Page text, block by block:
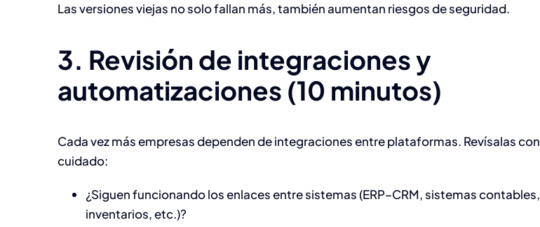
Las versiones viejas no solo fallan más, también aumentan riesgos de seguridad.
3. Revisión de integraciones y
automatizaciones (10 minutos)
Cada vez más empresas dependen de integraciones entre plataformas. Revísalas con
cuidado:
¿Siguen funcionando los enlaces entre sistemas (ERP–CRM, sistemas contables,
inventarios, etc.)?